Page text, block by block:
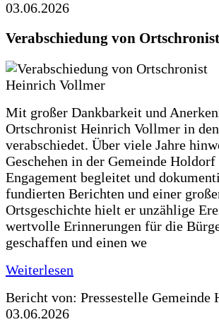
03.06.2026
Verabschiedung von
Mit großer Dankbarkeit und
Ortschronist Heinrich Vollmer in
verabschiedet. Über viele Jahre
Geschehen in der Gemeinde
Engagement begleitet und
fundierten Berichten und einer
Ortsgeschichte hielt er unzählige
wertvolle Erinnerungen für die
geschaffen und einen we
Weiterlesen
Bericht von: Pressestelle Gemeinde
03.06.2026